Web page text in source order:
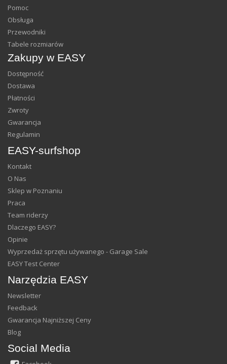
Pomoc
Obsługa
Przewodniki
Tabele rozmiarów
Zakupy w EASY
Dostępność
Dostawa
Płatności
Zwroty
Gwarancja
Regulamin
EASY-surfshop
Kontakt
O Nas
Sklep w Poznaniu
Praca
Team riderzy
Dlaczego EASY?
Opinie
Wyprzedaż sprzętu używanego - Garage Sale
EASY Test Center
Narzędzia EASY
Newsletter
Feedback
Gwarancja Najniższej Ceny
Blog
Social Media